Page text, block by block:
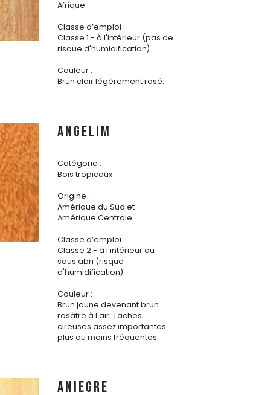
Afrique
Classe d’emploi :
Classe 1 - à l'intérieur (pas de
risque d'humidification)
Couleur :
Brun clair légèrement rosé.
ANGELIM
Catégorie :
Bois tropicaux
Origine :
Amérique du Sud et
Amérique Centrale
Classe d’emploi :
Classe 2 - à l'intérieur ou
sous abri (risque
d'humidification)
Couleur :
Brun jaune devenant brun
rosâtre à l'air. Taches
cireuses assez importantes
plus ou moins fréquentes
ANIEGRE